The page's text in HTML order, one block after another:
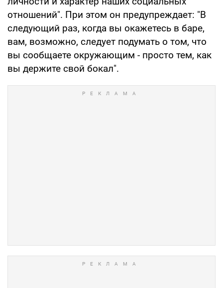
отношений". При этом он предупреждает: "В
следующий раз, когда вы окажетесь в баре,
вам, возможно, следует подумать о том, что
вы сообщаете окружающим - просто тем, как
вы держите свой бокал".